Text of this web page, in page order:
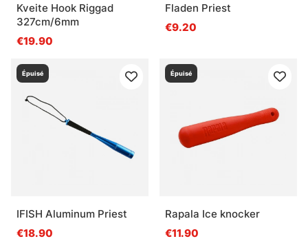
Kveite Hook Riggad
327cm/6mm
€19.90
Fladen Priest
€9.20
Épuisé
IFISH Aluminum Priest
€18.90
Épuisé
Rapala Ice knocker
€11.90